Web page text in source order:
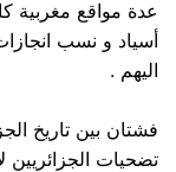
عدة مواقع مغربية
أسياد و نسب
اليهم .
فشتان بين تاريخ
تضحيات الجزائريين